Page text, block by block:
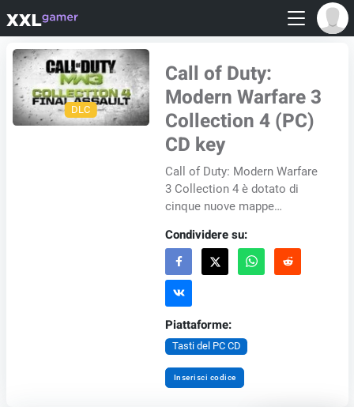
DLC
Call of Duty:
Modern Warfare 3
Collection 4 (PC)
CD key
Call of Duty: Modern Warfare
3 Collection 4 è dotato di
cinque nuove mappe
trovate in una città mineraria
dimenti...
Condividere su:
Piattaforme:
Tasti del PC CD
Inserisci codice